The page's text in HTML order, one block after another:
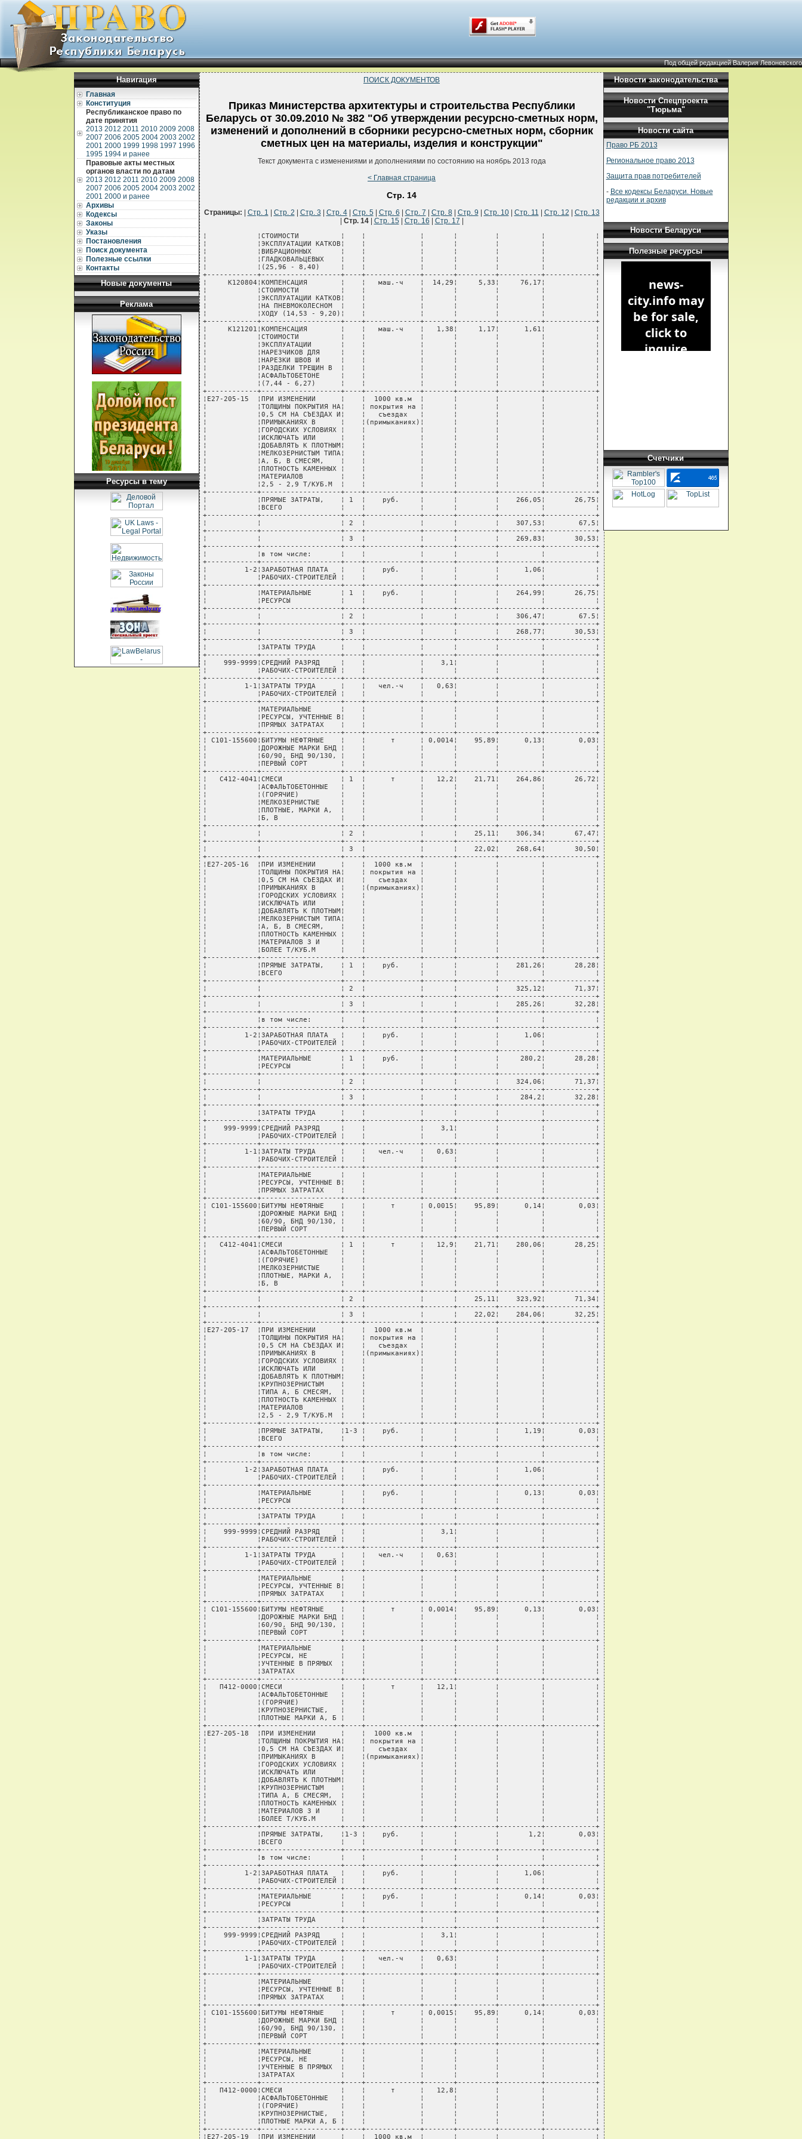
Под общей редакцией Валерия Левоневского
Навигация
Главная
Конституция
Республиканское право по
дате принятия
2013 2012 2011 2010 2009 2008
2007 2006 2005 2004 2003 2002
2001 2000 1999 1998 1997 1996
1995 1994 и ранее
Правовые акты местных
органов власти по датам
2013 2012 2011 2010 2009 2008
2007 2006 2005 2004 2003 2002
2001 2000 и ранее
Архивы
Кодексы
Законы
Указы
Постановления
Поиск документа
Полезные ссылки
Контакты
Новые документы
Реклама
Ресурсы в тему
ПОИСК ДОКУМЕНТОВ
Приказ Министерства архитектуры и строительства Республики
Беларусь от 30.09.2010 № 382 "Об утверждении ресурсно-сметных норм,
изменений и дополнений в сборники ресурсно-сметных норм, сборник
сметных цен на материалы, изделия и конструкции"
Текст документа с изменениями и дополнениями по состоянию на ноябрь 2013 года
< Главная страница
Стр. 14
Страницы: Стр. 1 Стр. 2 Стр. 3 Стр. 4| Стр. 5| Стр. 6 Стр. 7 Стр. 8| Стр. 9 Стр. 10| Стр. 11 Стр. 12
Стр. 13
Стр. 14| Стр. 15| Стр. 16 Стр. 17
¦            ¦СТОИМОСТИ          ¦    ¦             ¦       ¦         ¦          ¦            ¦
¦            ¦ЭКСПЛУАТАЦИИ КАТКОВ¦    ¦             ¦       ¦         ¦          ¦            ¦
¦            ¦ВИБРАЦИОННЫХ       ¦    ¦             ¦       ¦         ¦          ¦            ¦
¦            ¦ГЛАДКОВАЛЬЦЕВЫХ    ¦    ¦             ¦       ¦         ¦          ¦            ¦
¦            ¦(25,96 - 8,40)     ¦    ¦             ¦       ¦         ¦          ¦            ¦
+------------+-------------------+----+-------------+-------+---------+----------+------------+
¦     К120804¦КОМПЕНСАЦИЯ        ¦    ¦   маш.-ч    ¦  14,29¦     5,33¦     76,17¦            ¦
¦            ¦СТОИМОСТИ          ¦    ¦             ¦       ¦         ¦          ¦            ¦
¦            ¦ЭКСПЛУАТАЦИИ КАТКОВ¦    ¦             ¦       ¦         ¦          ¦            ¦
¦            ¦НА ПНЕВМОКОЛЕСНОМ  ¦    ¦             ¦       ¦         ¦          ¦            ¦
¦            ¦ХОДУ (14,53 - 9,20)¦    ¦             ¦       ¦         ¦          ¦            ¦
+------------+-------------------+----+-------------+-------+---------+----------+------------+
¦     К121201¦КОМПЕНСАЦИЯ        ¦    ¦   маш.-ч    ¦   1,38¦     1,17¦      1,61¦            ¦
¦            ¦СТОИМОСТИ          ¦    ¦             ¦       ¦         ¦          ¦            ¦
¦            ¦ЭКСПЛУАТАЦИИ       ¦    ¦             ¦       ¦         ¦          ¦            ¦
¦            ¦НАРЕЗЧИКОВ ДЛЯ     ¦    ¦             ¦       ¦         ¦          ¦            ¦
¦            ¦НАРЕЗКИ ШВОВ И     ¦    ¦             ¦       ¦         ¦          ¦            ¦
¦            ¦РАЗДЕЛКИ ТРЕЩИН В  ¦    ¦             ¦       ¦         ¦          ¦            ¦
¦            ¦АСФАЛЬТОБЕТОНЕ     ¦    ¦             ¦       ¦         ¦          ¦            ¦
¦            ¦(7,44 - 6,27)      ¦    ¦             ¦       ¦         ¦          ¦            ¦
+------------+-------------------+----+-------------+-------+---------+----------+------------+
¦Е27-205-15  ¦ПРИ ИЗМЕНЕНИИ      ¦    ¦  1000 кв.м  ¦       ¦         ¦          ¦            ¦
¦            ¦ТОЛЩИНЫ ПОКРЫТИЯ НА¦    ¦ покрытия на ¦       ¦         ¦          ¦            ¦
¦            ¦0,5 СМ НА СЪЕЗДАХ И¦    ¦   съездах   ¦       ¦         ¦          ¦            ¦
¦            ¦ПРИМЫКАНИЯХ В      ¦    ¦(примыканиях)¦       ¦         ¦          ¦            ¦
¦            ¦ГОРОДСКИХ УСЛОВИЯХ ¦    ¦             ¦       ¦         ¦          ¦            ¦
¦            ¦ИСКЛЮЧАТЬ ИЛИ      ¦    ¦             ¦       ¦         ¦          ¦            ¦
¦            ¦ДОБАВЛЯТЬ К ПЛОТНЫМ¦    ¦             ¦       ¦         ¦          ¦            ¦
¦            ¦МЕЛКОЗЕРНИСТЫМ ТИПА¦    ¦             ¦       ¦         ¦          ¦            ¦
¦            ¦А, Б, В СМЕСЯМ,    ¦    ¦             ¦       ¦         ¦          ¦            ¦
¦            ¦ПЛОТНОСТЬ КАМЕННЫХ ¦    ¦             ¦       ¦         ¦          ¦            ¦
¦            ¦МАТЕРИАЛОВ         ¦    ¦             ¦       ¦         ¦          ¦            ¦
¦            ¦2,5 - 2,9 Т/КУБ.М  ¦    ¦             ¦       ¦         ¦          ¦            ¦
+------------+-------------------+----+-------------+-------+---------+----------+------------+
¦            ¦ПРЯМЫЕ ЗАТРАТЫ,    ¦ 1  ¦    руб.     ¦       ¦         ¦    266,05¦       26,75¦
¦            ¦ВСЕГО              ¦    ¦             ¦       ¦         ¦          ¦            ¦
+------------+-------------------+----+-------------+-------+---------+----------+------------+
¦            ¦                   ¦ 2  ¦             ¦       ¦         ¦    307,53¦        67,5¦
+------------+-------------------+----+-------------+-------+---------+----------+------------+
¦            ¦                   ¦ 3  ¦             ¦       ¦         ¦    269,83¦       30,53¦
+------------+-------------------+----+-------------+-------+---------+----------+------------+
¦            ¦в том числе:       ¦    ¦             ¦       ¦         ¦          ¦            ¦
+------------+-------------------+----+-------------+-------+---------+----------+------------+
¦         1-2¦ЗАРАБОТНАЯ ПЛАТА   ¦    ¦    руб.     ¦       ¦         ¦      1,06¦            ¦
¦            ¦РАБОЧИХ-СТРОИТЕЛЕЙ ¦    ¦             ¦       ¦         ¦          ¦            ¦
+------------+-------------------+----+-------------+-------+---------+----------+------------+
¦            ¦МАТЕРИАЛЬНЫЕ       ¦ 1  ¦    руб.     ¦       ¦         ¦    264,99¦       26,75¦
¦            ¦РЕСУРСЫ            ¦    ¦             ¦       ¦         ¦          ¦            ¦
+------------+-------------------+----+-------------+-------+---------+----------+------------+
¦            ¦                   ¦ 2  ¦             ¦       ¦         ¦    306,47¦        67.5¦
+------------+-------------------+----+-------------+-------+---------+----------+------------+
¦            ¦                   ¦ 3  ¦             ¦       ¦         ¦    268,77¦       30,53¦
+------------+-------------------+----+-------------+-------+---------+----------+------------+
¦            ¦ЗАТРАТЫ ТРУДА      ¦    ¦             ¦       ¦         ¦          ¦            ¦
+------------+-------------------+----+-------------+-------+---------+----------+------------+
¦    999-9999¦СРЕДНИЙ РАЗРЯД     ¦    ¦             ¦    3,1¦         ¦          ¦            ¦
¦            ¦РАБОЧИХ-СТРОИТЕЛЕЙ ¦    ¦             ¦       ¦         ¦          ¦            ¦
+------------+-------------------+----+-------------+-------+---------+----------+------------+
¦         1-1¦ЗАТРАТЫ ТРУДА      ¦    ¦   чел.-ч    ¦   0,63¦         ¦          ¦            ¦
¦            ¦РАБОЧИХ-СТРОИТЕЛЕЙ ¦    ¦             ¦       ¦         ¦          ¦            ¦
+------------+-------------------+----+-------------+-------+---------+----------+------------+
¦            ¦МАТЕРИАЛЬНЫЕ       ¦    ¦             ¦       ¦         ¦          ¦            ¦
¦            ¦РЕСУРСЫ, УЧТЕННЫЕ В¦    ¦             ¦       ¦         ¦          ¦            ¦
¦            ¦ПРЯМЫХ ЗАТРАТАХ    ¦    ¦             ¦       ¦         ¦          ¦            ¦
+------------+-------------------+----+-------------+-------+---------+----------+------------+
¦ С101-155600¦БИТУМЫ НЕФТЯНЫЕ    ¦    ¦      т      ¦ 0,0014¦    95,89¦      0,13¦        0,03¦
¦            ¦ДОРОЖНЫЕ МАРКИ БНД ¦    ¦             ¦       ¦         ¦          ¦            ¦
¦            ¦60/90, БНД 90/130, ¦    ¦             ¦       ¦         ¦          ¦            ¦
¦            ¦ПЕРВЫЙ СОРТ        ¦    ¦             ¦       ¦         ¦          ¦            ¦
+------------+-------------------+----+-------------+-------+---------+----------+------------+
¦   С412-4041¦СМЕСИ              ¦ 1  ¦      т      ¦   12,2¦    21,71¦    264,86¦       26,72¦
¦            ¦АСФАЛЬТОБЕТОННЫЕ   ¦    ¦             ¦       ¦         ¦          ¦            ¦
¦            ¦(ГОРЯЧИЕ)          ¦    ¦             ¦       ¦         ¦          ¦            ¦
¦            ¦МЕЛКОЗЕРНИСТЫЕ     ¦    ¦             ¦       ¦         ¦          ¦            ¦
¦            ¦ПЛОТНЫЕ, МАРКИ А,  ¦    ¦             ¦       ¦         ¦          ¦            ¦
¦            ¦Б, В               ¦    ¦             ¦       ¦         ¦          ¦            ¦
+------------+-------------------+----+-------------+-------+---------+----------+------------+
¦            ¦                   ¦ 2  ¦             ¦       ¦    25,11¦    306,34¦       67,47¦
+------------+-------------------+----+-------------+-------+---------+----------+------------+
¦            ¦                   ¦ 3  ¦             ¦       ¦    22,02¦    268,64¦       30,50¦
+------------+-------------------+----+-------------+-------+---------+----------+------------+
¦Е27-205-16  ¦ПРИ ИЗМЕНЕНИИ      ¦    ¦  1000 кв.м  ¦       ¦         ¦          ¦            ¦
¦            ¦ТОЛЩИНЫ ПОКРЫТИЯ НА¦    ¦ покрытия на ¦       ¦         ¦          ¦            ¦
¦            ¦0,5 СМ НА СЪЕЗДАХ И¦    ¦   съездах   ¦       ¦         ¦          ¦            ¦
¦            ¦ПРИМЫКАНИЯХ В      ¦    ¦(примыканиях)¦       ¦         ¦          ¦            ¦
¦            ¦ГОРОДСКИХ УСЛОВИЯХ ¦    ¦             ¦       ¦         ¦          ¦            ¦
¦            ¦ИСКЛЮЧАТЬ ИЛИ      ¦    ¦             ¦       ¦         ¦          ¦            ¦
¦            ¦ДОБАВЛЯТЬ К ПЛОТНЫМ¦    ¦             ¦       ¦         ¦          ¦            ¦
¦            ¦МЕЛКОЗЕРНИСТЫМ ТИПА¦    ¦             ¦       ¦         ¦          ¦            ¦
¦            ¦А, Б, В СМЕСЯМ,    ¦    ¦             ¦       ¦         ¦          ¦            ¦
¦            ¦ПЛОТНОСТЬ КАМЕННЫХ ¦    ¦             ¦       ¦         ¦          ¦            ¦
¦            ¦МАТЕРИАЛОВ 3 И     ¦    ¦             ¦       ¦         ¦          ¦            ¦
¦            ¦БОЛЕЕ Т/КУБ.М      ¦    ¦             ¦       ¦         ¦          ¦            ¦
+------------+-------------------+----+-------------+-------+---------+----------+------------+
¦            ¦ПРЯМЫЕ ЗАТРАТЫ,    ¦ 1  ¦    руб.     ¦       ¦         ¦    281,26¦       28,28¦
¦            ¦ВСЕГО              ¦    ¦             ¦       ¦         ¦          ¦            ¦
+------------+-------------------+----+-------------+-------+---------+----------+------------+
¦            ¦                   ¦ 2  ¦             ¦       ¦         ¦    325,12¦       71,37¦
+------------+-------------------+----+-------------+-------+---------+----------+------------+
¦            ¦                   ¦ 3  ¦             ¦       ¦         ¦    285,26¦       32,28¦
+------------+-------------------+----+-------------+-------+---------+----------+------------+
¦            ¦в том числе:       ¦    ¦             ¦       ¦         ¦          ¦            ¦
+------------+-------------------+----+-------------+-------+---------+----------+------------+
¦         1-2¦ЗАРАБОТНАЯ ПЛАТА   ¦    ¦    руб.     ¦       ¦         ¦      1,06¦            ¦
¦            ¦РА
Новости законодательства
Новости Спецпроекта
"Тюрьма"
Новости сайта
Право РБ 2013
Региональное право 2013
Защита прав потребителей
- Все кодексы Беларуси. Новые
редакции и архив
Новости Беларуси
Полезные ресурсы
Счетчики